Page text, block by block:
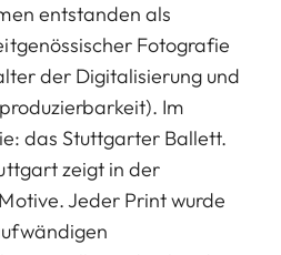
entstanden als
Fotografie
der Digitalisierung und
Im
das Stuttgarter Ballett.
zeigt in der
Jeder Print wurde